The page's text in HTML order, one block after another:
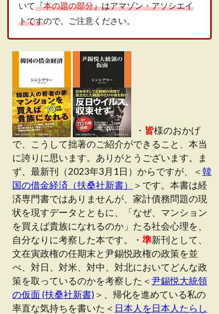
いて『本の題の部分』はアマゾン・アソシエイ
トですので、ご注意ください。
・ 皆様のおかげ
で、こうして拙著のご紹介ができること、本当
に誇りに思います。ありがとうございます。ま
ず、最新刊（2023年3月1日）からですが、＜韓
国の借金経済（扶桑社新書）
＞です。本書は経
済専門書ではありませんが、家計債務問題の現
状を現すデータとともに、「なぜ、マンション
を買えば貴族になれるのか」たる社会心理を、
自分なりに考察した本です。・ 準新刊として、
文在寅政権の任期末と尹錫悦政権の政策を並
べ、対日、対米、対中、対北においてどんな政
策を取っているのかを考察した＜尹錫悦大統領
の仮面 (扶桑社新書) ＞、帰化を進めている私の
率直な気持ちを書いた＜ 日本人を日本人たらし